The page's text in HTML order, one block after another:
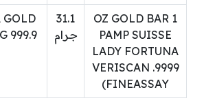
1 OZ GOLD BAR
PAMP SUISSE
LADY FORTUNA
VERISCAN .9999
FINEASSAY)
31.1
جرام
GOLD
999.9